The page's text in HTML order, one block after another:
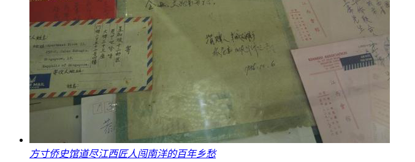
方寸侨史馆道尽江西匠人闯南洋的百年乡愁